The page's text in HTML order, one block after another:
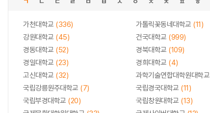
가천대학교 (336) 가톨릭꽃동네대학교 (11)
강원대학교 (45) 건국대학교 (999)
경동대학교 (52) 경북대학교 (109)
경일대학교 (23) 경희대학교 (4)
고신대학교 (32) 과학기술연합대학원대학교
국립강릉원주대학교 (7) 국립경국대학교 (11)
국립부경대학교 (20) 국립창원대학교 (13)